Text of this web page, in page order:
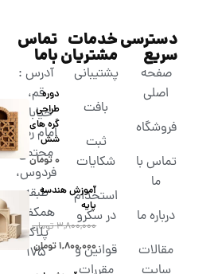
دسترسی
سریع
صفحه
اصلی
فروشگاه
تماس با
ما
درباره ما
مقالات
خدمات
مشتریان
پشتیبانی
بافت
ثبت
شکایات
استخدام
در سکرو
قوانین و
تماس
باما
آدرس :
قم،
خیابان
امام رضا،
مجتمع
فردوس،
طبقه
همکف،
پلاک
۱۷۵
دوره
طراحی
گره های
شش
۰تومان
آموزش هندسه
پایه
۳,۸۰۰,۰۰۰تومان
۱,۸۰۰,۰۰۰تومان